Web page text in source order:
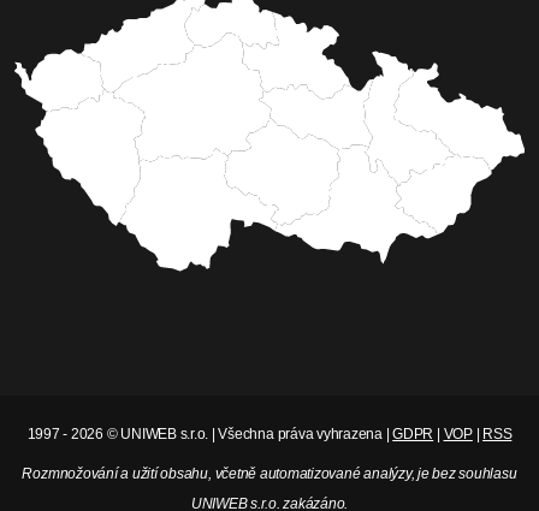
1997 - 2026 © UNIWEB s.r.o. | Všechna práva vyhrazena |GDPR VOP| RSS
Rozmnožování a užití obsahu, včetně automatizované analýzy, je bez souhlasu
UNIWEB s.r.o. zakázáno.